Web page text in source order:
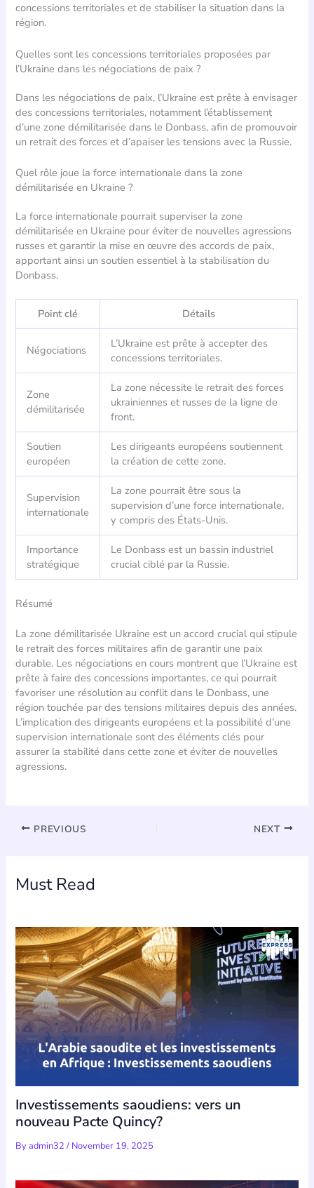
concessions territoriales et de stabiliser la situation dans la
région.
Quelles sont les concessions territoriales proposées par
l’Ukraine dans les négociations de paix ?
Dans les négociations de paix, l’Ukraine est prête à envisager
des concessions territoriales, notamment l’établissement
d’une zone démilitarisée dans le Donbass, afin de promouvoir
un retrait des forces et d’apaiser les tensions avec la Russie.
Quel rôle joue la force internationale dans la zone
démilitarisée en Ukraine ?
La force internationale pourrait superviser la zone
démilitarisée en Ukraine pour éviter de nouvelles agressions
russes et garantir la mise en œuvre des accords de paix,
apportant ainsi un soutien essentiel à la stabilisation du
Donbass.
Point clé Détails
Négociations
L’Ukraine est prête à accepter des
concessions territoriales.
Zone
démilitarisée
La zone nécessite le retrait des forces
ukrainiennes et russes de la ligne de
front.
Soutien
européen
Les dirigeants européens soutiennent
la création de cette zone.
Supervision
internationale
La zone pourrait être sous la
supervision d’une force internationale,
y compris des États-Unis.
Importance
stratégique
Le Donbass est un bassin industriel
crucial ciblé par la Russie.
Résumé
La zone démilitarisée Ukraine est un accord crucial qui stipule
le retrait des forces militaires afin de garantir une paix
durable. Les négociations en cours montrent que l’Ukraine est
prête à faire des concessions importantes, ce qui pourrait
favoriser une résolution au conflit dans le Donbass, une
région touchée par des tensions militaires depuis des années.
L’implication des dirigeants européens et la possibilité d’une
supervision internationale sont des éléments clés pour
assurer la stabilité dans cette zone et éviter de nouvelles
agressions.
PREVIOUS NEXT
Must Read
Investissements saoudiens: vers un
nouveau Pacte Quincy?
Byadmin32/ November 19, 2025